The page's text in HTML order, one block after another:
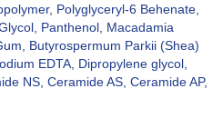
Polyglyceryl-6 Behenate,
Panthenol, Macadamia
Butyrospermum Parkii (Shea)
EDTA, Dipropylene glycol,
NS, Ceramide AS, Ceramide AP,